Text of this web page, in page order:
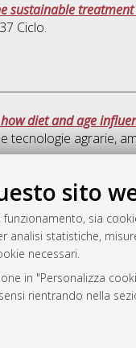
sito
sia
statistiche,
necessari.
in "Personalizza
rientrando nella
sustainable
Ciclo.
diet and age
tecnologie agrarie,
e gestito da
privacy
sito